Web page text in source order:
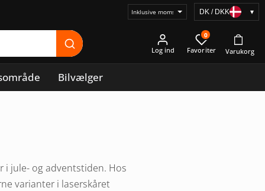
Vælg
DK / DKK ▾
Log ind
0
Bilvælger
i jule- og adventstiden. Hos
varianter i laserskåret